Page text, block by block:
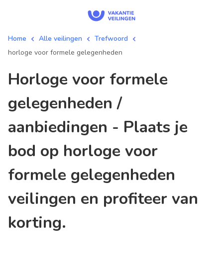
Home Alle veilingen
Trefwoord
horloge voor formele gelegenheden
horloge voor formele
gelegenheden /
aanbiedingen - Plaats je
bod op horloge voor
formele gelegenheden
veilingen en profiteer van
korting.